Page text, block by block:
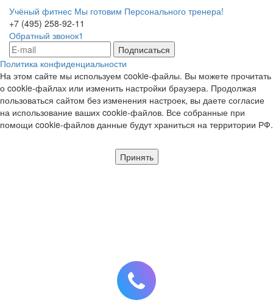
Учёный фитнес Мы готовим Персонального тренера!
+7 (495) 258-92-11
Обратный звонок1
Политика конфиденциальности
На этом сайте мы используем cookie-файлы. Вы можете прочитать
о cookie-файлах или изменить настройки браузера. Продолжая
пользоваться сайтом без изменения настроек, вы даете согласие
на использование ваших cookie-файлов. Все собранные при
помощи cookie-файлов данные будут храниться на территории РФ.
Принять